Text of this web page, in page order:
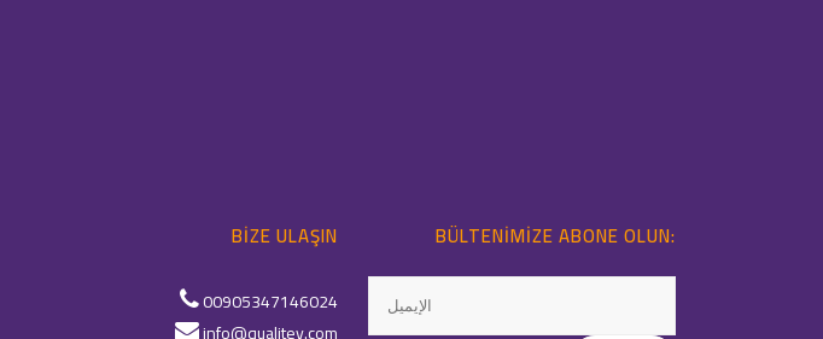
BIZE ULAŞIN
00905347146024
BÜLTENIMIZE ABONE OLUN: